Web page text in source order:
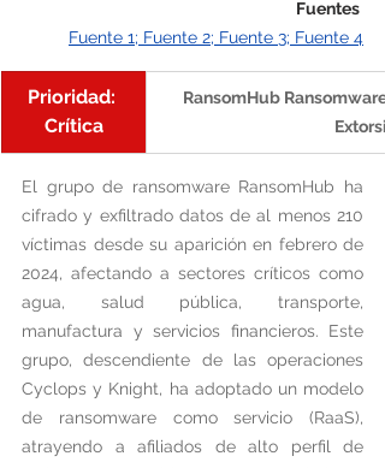
Fuentes
Fuente 1; Fuente 2; Fuente 3; Fuente 4
Prioridad:
Crítica
RansomHub
El grupo de ransomware RansomHub ha
cifrado y exfiltrado datos de al menos 210
víctimas desde su aparición en febrero de
2024, afectando a sectores críticos como
agua, salud pública, transporte,
manufactura y servicios financieros. Este
grupo, descendiente de las operaciones
Cyclops y Knight, ha adoptado un modelo
de ransomware como servicio (RaaS),
atrayendo a afiliados de alto perfil de